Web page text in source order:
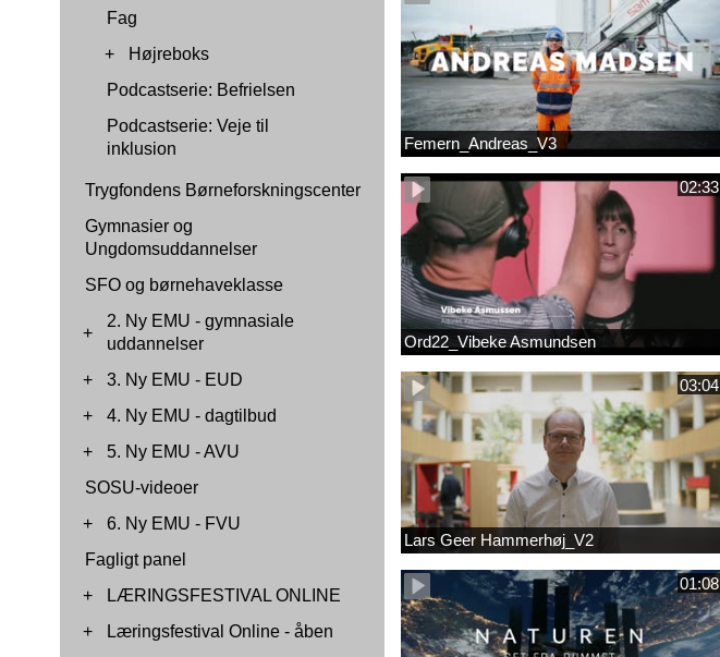
Fag
+
Højreboks
Podcastserie: Befrielsen
Podcastserie: Veje til
inklusion
Trygfondens Børneforskningscenter
Gymnasier og
Ungdomsuddannelser
SFO og børnehaveklasse
+
2. Ny EMU - gymnasiale
uddannelser
+
3. Ny EMU - EUD
+
4. Ny EMU - dagtilbud
+
5. Ny EMU - AVU
SOSU-videoer
+
6. Ny EMU - FVU
Fagligt panel
+
LÆRINGSFESTIVAL ONLINE
+
Læringsfestival Online - åben
Femern_Andreas_V3
02:33
Ord22_Vibeke Asmundsen
03:04
Lars Geer Hammerhøj_V2
01:08